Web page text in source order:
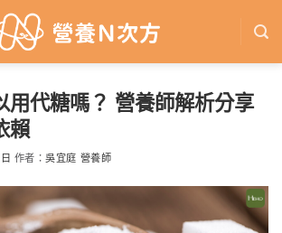
用代糖嗎？ 營養師解析分享
賴
作者：吳宜庭 營養師